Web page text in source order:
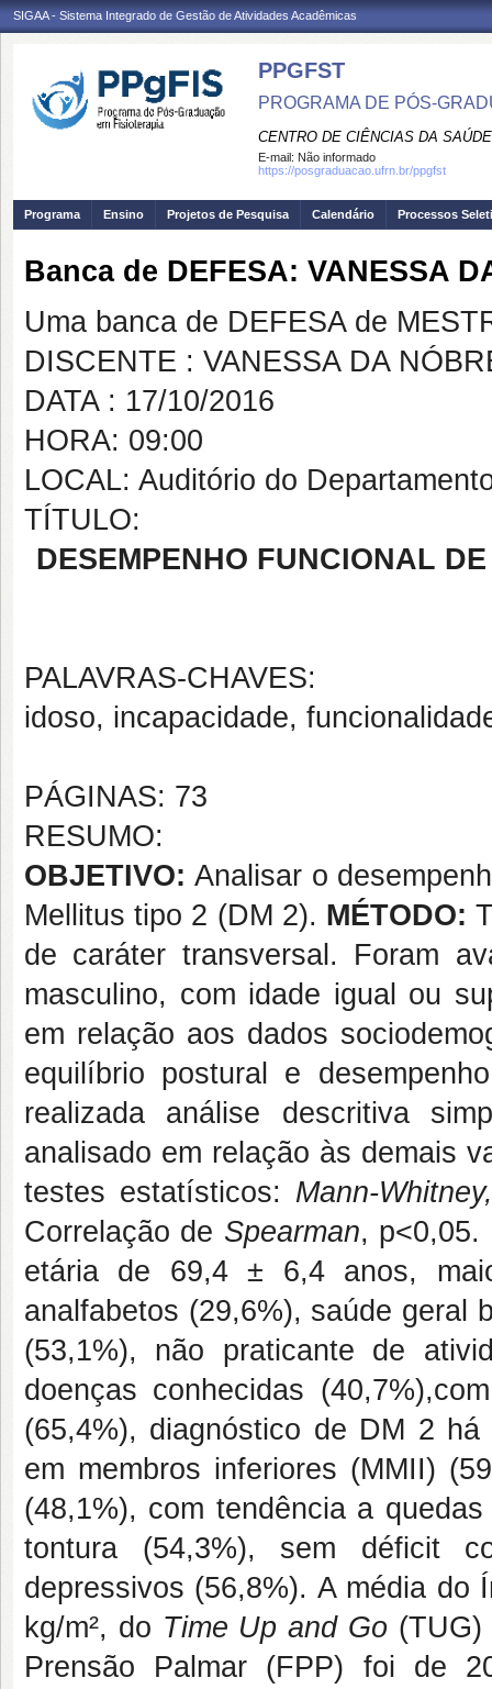
SIGAA - Sistema Integrado de Gestão de Atividades Acadêmicas
PPGFST
PROGRAMA DE PÓS-
CENTRO DE CIÊNCIAS DA SAÚDE
E-mail: Não informado
https://posgraduacao.ufrn.br/ppgfst
Programa Ensino Projetos de Pesquisa Calendário Processos
Banca de DEFESA: VANESSA
Uma banca de DEFESA de
DISCENTE : VANESSA DA
DATA : 17/10/2016
HORA: 09:00
LOCAL: Auditório do
TÍTULO:
DESEMPENHO FUNCIONAL
PALAVRAS-CHAVES:
idoso, incapacidade,
PÁGINAS: 73
RESUMO:
OBJETIVO: Analisar o
Mellitus tipo 2 (DM 2). MÉTODO:
de caráter transversal. Foram
masculino, com idade igual ou
em relação aos dados
equilíbrio postural e
realizada análise descritiva
analisado em relação às demais
testes estatísticos: Mann-
Correlação de Spearman, p<0,05.
etária de 69,4 ± 6,4 anos,
analfabetos (29,6%), saúde geral
(53,1%), não praticante de
doenças conhecidas
(65,4%), diagnóstico de DM 2
em membros inferiores (MMII)
(48,1%), com tendência a
tontura (54,3%), sem déficit
depressivos (56,8%). A média do
kg/m², do Time Up and Go
Prensão Palmar (FPP) foi de